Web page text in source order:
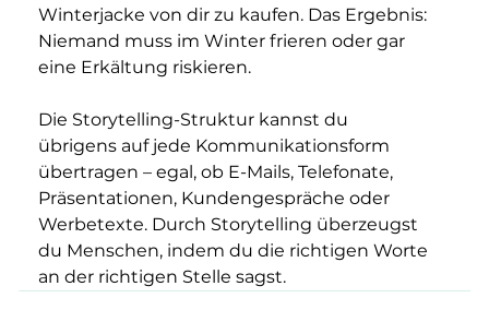
Winterjacke von dir zu kaufen. Das Ergebnis:
Niemand muss im Winter frieren oder gar
eine Erkältung riskieren.
Die Storytelling-Struktur kannst du
übrigens auf jede Kommunikationsform
übertragen – egal, ob E-Mails, Telefonate,
Präsentationen, Kundengespräche oder
Werbetexte. Durch Storytelling überzeugst
du Menschen, indem du die richtigen Worte
an der richtigen Stelle sagst.